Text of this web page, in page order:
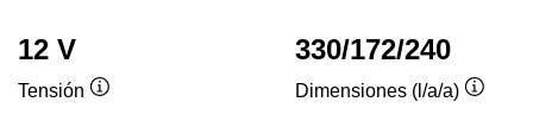
12 V
Tensión
330/172/240
Dimensiones (l/a/a)